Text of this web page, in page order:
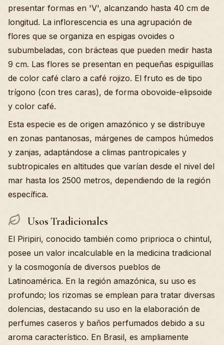
presentar formas en 'V', alcanzando hasta 40 cm de
longitud. La inflorescencia es una agrupación de
flores que se organiza en espigas ovoides o
subumbeladas, con brácteas que pueden medir hasta
9 cm. Las flores se presentan en pequeñas espiguillas
de color café claro a café rojizo. El fruto es de tipo
trígono (con tres caras), de forma obovoide-elipsoide
y color café.
Esta especie es de origen amazónico y se distribuye
en zonas pantanosas, márgenes de campos húmedos
y zanjas, adaptándose a climas pantropicales y
subtropicales en altitudes que varían desde el nivel del
mar hasta los 2500 metros, dependiendo de la región
específica.
Usos Tradicionales
El Piripiri, conocido también como priprioca o chintul,
posee un valor incalculable en la medicina tradicional
y la cosmogonía de diversos pueblos de
Latinoamérica. En la región amazónica, su uso es
profundo; los rizomas se emplean para tratar diversas
dolencias, destacando su uso en la elaboración de
perfumes caseros y baños perfumados debido a su
aroma característico. En Brasil, es ampliamente